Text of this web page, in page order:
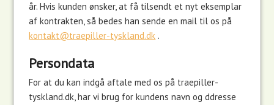
år. Hvis kunden ønsker, at få tilsendt et nyt eksemplar
af kontrakten, så bedes han sende en mail til os på
kontakt@traepiller-tyskland.dk .
Persondata
For at du kan indgå aftale med os på traepiller-
tyskland.dk, har vi brug for kundens navn og ddresse